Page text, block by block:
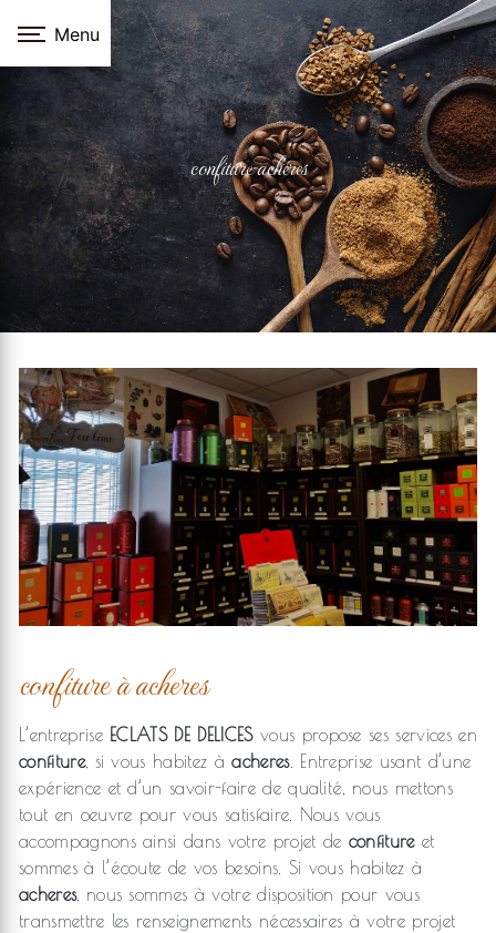
Panneau de gestion des cookies
Menu
confiture acheres
confiture à acheres
L’entreprise ECLATS DE DELICESvous propose ses services en
confiture, si vous habitez àacheres. Entreprise usant d’une
expérience et d’un savoir-faire de qualité, nous mettons
tout en oeuvre pour vous satisfaire. Nous vous
accompagnons ainsi dans votre projet de confitureet
sommes à l’écoute de vos besoins. Si vous habitez à
acheres, nous sommes à votre disposition pour vous
transmettre les renseignements nécessaires à votre projet